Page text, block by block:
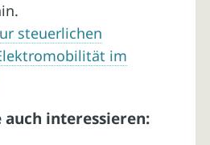
steuerlichen
im
auch interessieren: